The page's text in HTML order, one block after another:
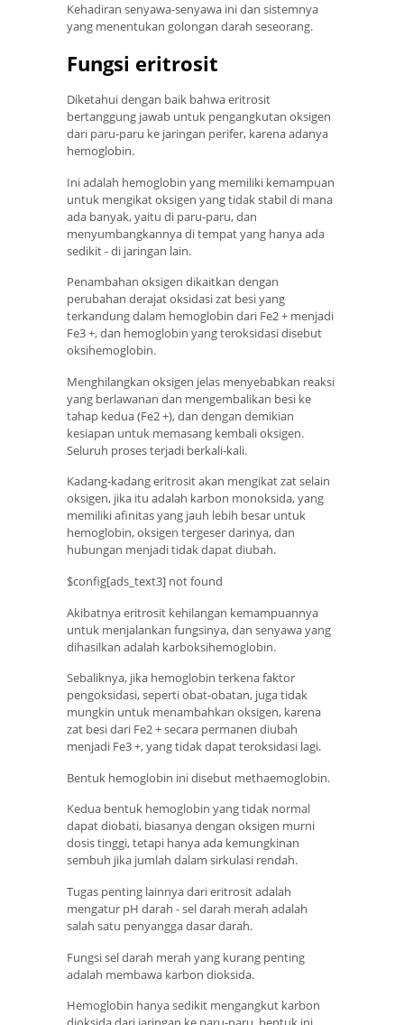
Kehadiran senyawa-senyawa ini dan sistemnya
yang menentukan golongan darah seseorang.
Fungsi eritrosit
Diketahui dengan baik bahwa eritrosit
bertanggung jawab untuk pengangkutan oksigen
dari paru-paru ke jaringan perifer, karena adanya
hemoglobin.
Ini adalah hemoglobin yang memiliki kemampuan
untuk mengikat oksigen yang tidak stabil di mana
ada banyak, yaitu di paru-paru, dan
menyumbangkannya di tempat yang hanya ada
sedikit - di jaringan lain.
Penambahan oksigen dikaitkan dengan
perubahan derajat oksidasi zat besi yang
terkandung dalam hemoglobin dari Fe2 + menjadi
Fe3 +, dan hemoglobin yang teroksidasi disebut
oksihemoglobin.
Menghilangkan oksigen jelas menyebabkan reaksi
yang berlawanan dan mengembalikan besi ke
tahap kedua (Fe2 +), dan dengan demikian
kesiapan untuk memasang kembali oksigen.
Seluruh proses terjadi berkali-kali.
Kadang-kadang eritrosit akan mengikat zat selain
oksigen, jika itu adalah karbon monoksida, yang
memiliki afinitas yang jauh lebih besar untuk
hemoglobin, oksigen tergeser darinya, dan
hubungan menjadi tidak dapat diubah.
$config[ads_text3] not found
Akibatnya eritrosit kehilangan kemampuannya
untuk menjalankan fungsinya, dan senyawa yang
dihasilkan adalah karboksihemoglobin.
Sebaliknya, jika hemoglobin terkena faktor
pengoksidasi, seperti obat-obatan, juga tidak
mungkin untuk menambahkan oksigen, karena
zat besi dari Fe2 + secara permanen diubah
menjadi Fe3 +, yang tidak dapat teroksidasi lagi.
Bentuk hemoglobin ini disebut methaemoglobin.
Kedua bentuk hemoglobin yang tidak normal
dapat diobati, biasanya dengan oksigen murni
dosis tinggi, tetapi hanya ada kemungkinan
sembuh jika jumlah dalam sirkulasi rendah.
Tugas penting lainnya dari eritrosit adalah
mengatur pH darah - sel darah merah adalah
salah satu penyangga dasar darah.
Fungsi sel darah merah yang kurang penting
adalah membawa karbon dioksida.
Hemoglobin hanya sedikit mengangkut karbon